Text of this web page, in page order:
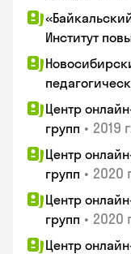
Институт
Центр
групп • 2019
Центр
групп • 2020
Центр
групп • 2020
Центр